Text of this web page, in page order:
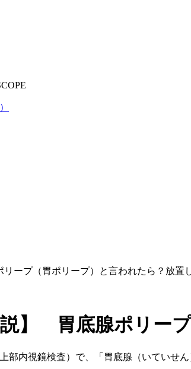
ープ（胃ポリープ）と言われたら？放置
説】 胃底腺ポリー
部内視鏡検査）で、「胃底腺（いていせ